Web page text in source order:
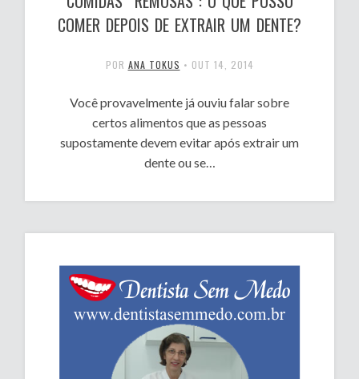
COMER DEPOIS DE EXTRAIR UM DENTE?
POR ANA TOKUS • OUT 14, 2014
Você provavelmente já ouviu falar sobre
certos alimentos que as pessoas
supostamente devem evitar após extrair um
dente ou se…